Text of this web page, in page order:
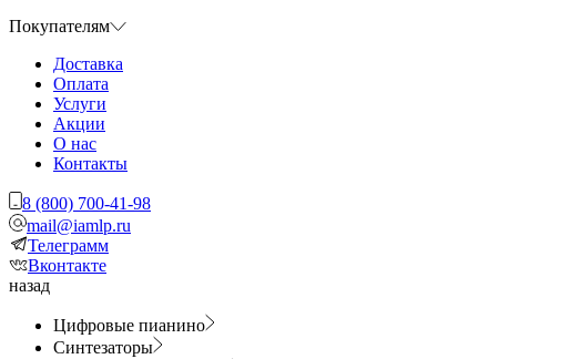
Покупателям
Доставка
Оплата
Услуги
Акции
О нас
Контакты
8 (800) 700-41-98
mail@iamlp.ru
Телеграмм
Вконтакте
назад
Цифровые пианино
Синтезаторы